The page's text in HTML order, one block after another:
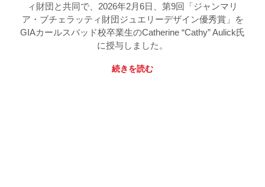
ィ財団と共同で、2026年2月6日、第9回「ジャンマリ
ア・ブチェラッティ財団ジュエリーデザイン優秀賞」を
GIAカールスバッド校卒業生のCatherine “Cathy” Aulick氏
に授与しました。
続きを読む